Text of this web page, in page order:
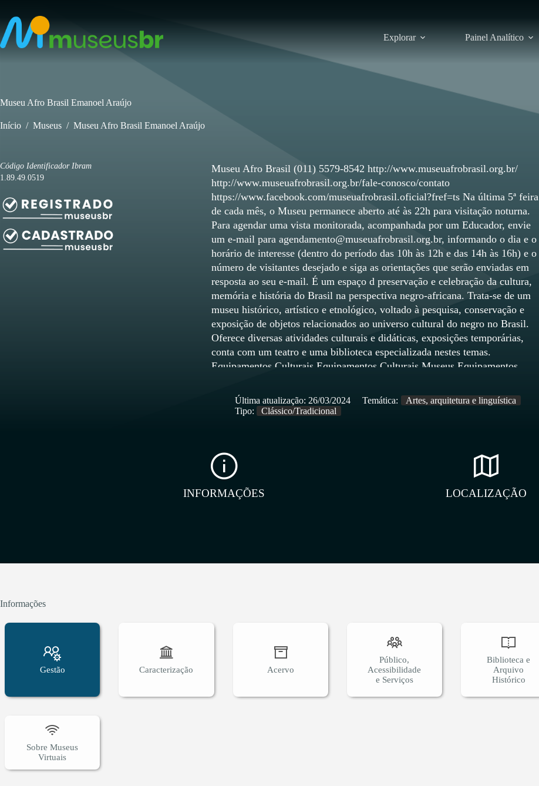
para
conteúdo
Explorar Painel Analítico
Museu Afro Brasil Emanoel Araújo
Início / Museus / Museu Afro Brasil Emanoel Araújo
Código Identificador Ibram
1.89.49.0519
Museu Afro Brasil (011) 5579-8542 http://www.museuafrobrasil.org.br/
http://www.museuafrobrasil.org.br/fale-conosco/contato
https://www.facebook.com/museuafrobrasil.oficial?fref=ts Na última 5ª feira
de cada mês, o Museu permanece aberto até às 22h para visitação noturna.
Para agendar uma vista monitorada, acompanhada por um Educador, envie
um e-mail para agendamento@museuafrobrasil.org.br, informando o dia e o
horário de interesse (dentro do período das 10h às 12h e das 14h às 16h) e o
número de visitantes desejado e siga as orientações que serão enviadas em
resposta ao seu e-mail. É um espaço d preservação e celebração da cultura,
memória e história do Brasil na perspectiva negro-africana. Trata-se de um
museu histórico, artístico e etnológico, voltado à pesquisa, conservação e
exposição de objetos relacionados ao universo cultural do negro no Brasil.
Oferece diversas atividades culturais e didáticas, exposições temporárias,
conta com um teatro e uma biblioteca especializada nestes temas.
Equipamentos Culturais Equipamentos Culturais Museus Equipamentos
Última atualização: 26/03/2024 Temática:
Artes, arquitetura e linguística
Tipo:
Clássico/Tradicional
INFORMAÇÕES LOCALIZAÇÃO
Informações
Gestão Caracterização Acervo
Público,
Acessibilidade
e Serviços
Biblioteca e
Arquivo
Histórico
Sobre Museus
Virtuais